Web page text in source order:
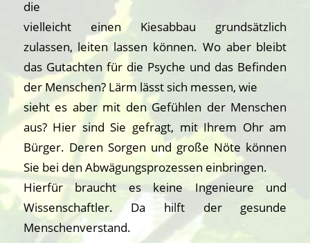
die
vielleicht einen Kiesabbau grundsätzlich
zulassen, leiten lassen können. Wo aber bleibt
das Gutachten für die Psyche und das Befinden
der Menschen? Lärm lässt sich messen, wie
sieht es aber mit den Gefühlen der Menschen
aus? Hier sind Sie gefragt, mit Ihrem Ohr am
Bürger. Deren Sorgen und große Nöte können
Sie bei den Abwägungsprozessen einbringen.
Hierfür braucht es keine Ingenieure und
Wissenschaftler. Da hilft der gesunde
Menschenverstand.